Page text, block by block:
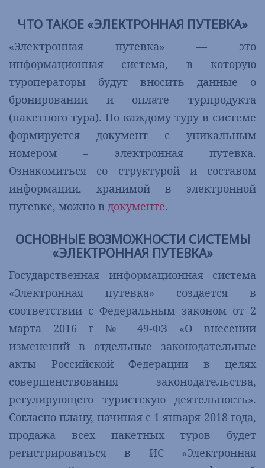
ЧТО ТАКОЕ «ЭЛЕКТРОННАЯ ПУТЕВКА»
«Электронная путевка» — это
информационная система, в которую
туроператоры будут вносить данные о
бронировании и оплате турпродукта
(пакетного тура). По каждому туру в системе
формируется документ с уникальным
номером – электронная путевка.
Ознакомиться со структурой и составом
информации, хранимой в электронной
путевке, можно в документе.
ОСНОВНЫЕ ВОЗМОЖНОСТИ СИСТЕМЫ
«ЭЛЕКТРОННАЯ ПУТЕВКА»
Государственная информационная система
«Электронная путевка» создается в
соответствии с Федеральным законом от 2
марта 2016 г № 49-ФЗ «О внесении
изменений в отдельные законодательные
акты Российской Федерации в целях
совершенствования законодательства,
регулирующего туристскую деятельность».
Согласно плану, начиная с 1 января 2018 года,
продажа всех пакетных туров будет
регистрироваться в ИС «Электронная